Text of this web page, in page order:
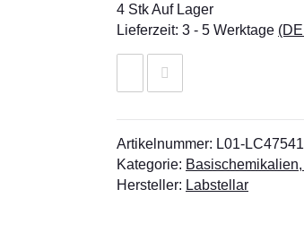
4 Stk Auf Lager
Lieferzeit: 3 - 5 Werktage
Artikelnummer: L01-LC47541
Kategorie:
Hersteller: Labstellar